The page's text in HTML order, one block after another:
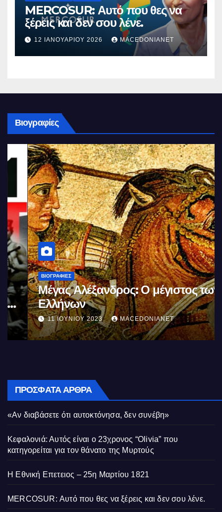
MERCOSUR: Αυτό που θες να
ξέρεις και δεν σου λένε.
12 ΙΑΝΟΥΑΡΊΟΥ 2026 MACEDONIANET
Βιογραφίες
ΒΙΟΓΡΑΦΊΕΣ
Μέγας Αλέξανδρος: Ο μέγιστος των
Ελλήνων
11 ΙΟΥΝΊΟΥ 2023 MACEDONIANET
ΠΡΌΣΦΑΤΑ ΆΡΘΡΑ
«Αν διαβάσετε ότι αυτοκτόνησα, δεν συνέβη»
Κεφαλονιά: Αυτός είναι ο 23χρονος “Olivia” που
κατηγορείται για τον θάνατο της Μυρτούς
Η Εθνική Επετειος – 25η Μαρτίου 1821
MERCOSUR: Αυτό που θες να ξέρεις και δεν σου λένε.